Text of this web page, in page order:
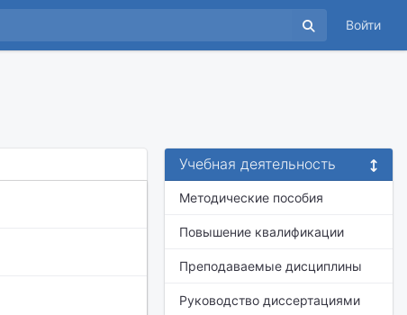
Войти
Учебная деятельность
Методические пособия
Повышение квалификации
Преподаваемые дисциплины
Руководство диссертациями